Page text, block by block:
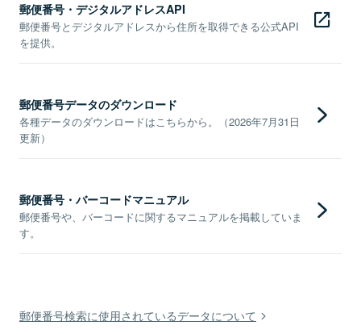
郵便番号・デジタルアドレスAPI
郵便番号とデジタルアドレスから住所を取得できる公式API
を提供。
郵便番号データのダウンロード
各種データのダウンロードはこちらから。（2026年7月31日
更新）
郵便番号・バーコードマニュアル
郵便番号や、バーコードに関するマニュアルを掲載していま
す。
郵便番号検索に使用されているデータについて